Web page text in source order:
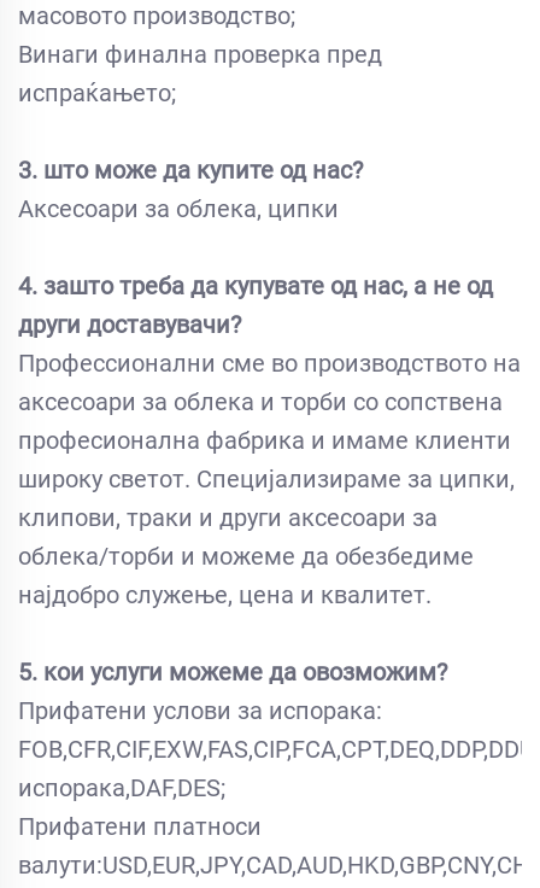
масовото производство;
Винаги финална проверка пред
испраќањето;
3. што може да купите од нас?
Аксесоари за облека, ципки
4. зашто треба да купувате од нас, а не од
други доставувачи?
Профессионални сме во производството на
аксесоари за облека и торби со сопствена
професионална фабрика и имаме клиенти
широку светот. Специјализираме за ципки,
клипови, траки и други аксесоари за
облека/торби и можеме да обезбедиме
најдобро служење, цена и квалитет.
5. кои услуги можеме да овозможим?
Прифатени услови за испорака:
испорака,DAF,DES;
Прифатени платноси